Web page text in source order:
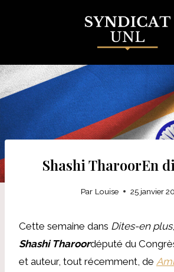
Shashi TharoorEn
Par Louise 25 janvier
Cette semaine dans Dites-en plus,
Shashi Tharoordéputé du
et auteur, tout récemment, de